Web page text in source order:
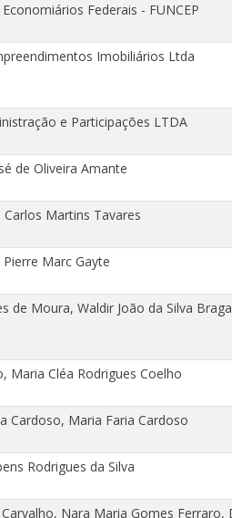
Federais - FUNCEP
Imobiliários Ltda
e Participações LTDA
de Oliveira Amante
Carlos Martins Tavares
Pierre Marc Gayte
de Moura, Waldir João da Silva Braga
Maria Cléa Rodrigues Coelho
Cardoso, Maria Faria Cardoso
Rodrigues da Silva
Nara Maria Gomes Ferraro,